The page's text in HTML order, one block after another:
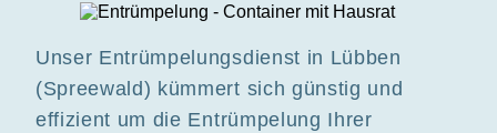
Unser Entrümpelungsdienst in Lübben
(Spreewald) kümmert sich günstig und
effizient um die Entrümpelung Ihrer